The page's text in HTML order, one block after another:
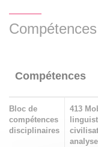
Compétences
Bloc de
compétences
disciplinaires
413